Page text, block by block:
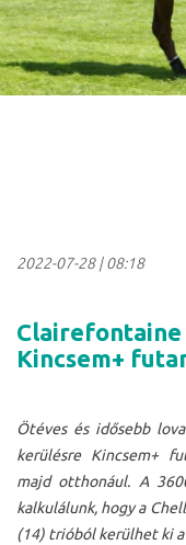
2022-07-28|08:18
Kincsem+
Ötéves és idősebb
kerülésre Kincsem+
majd otthonául. A
kalkulálunk, hogy a
(14) trióból kerülhet ki a